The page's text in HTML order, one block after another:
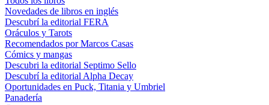
Novedades de libros en inglés
Descubrí la editorial FERA
Oráculos y Tarots
Recomendados por Marcos Casas
Cómics y mangas
Descubri la editorial Septimo Sello
Descubrí la editorial Alpha Decay
Oportunidades en Puck, Titania y Umbriel
Panadería